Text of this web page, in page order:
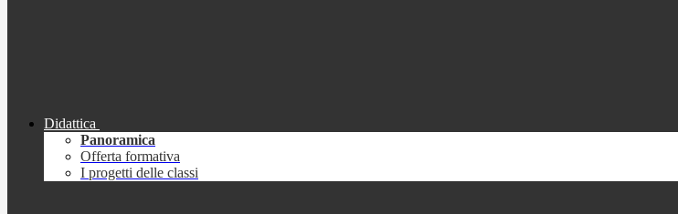
Didattica
Panoramica
Offerta formativa
I progetti delle classi